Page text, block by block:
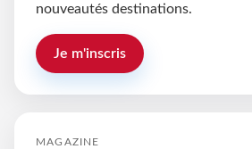
nouveautés destinations.
Je m'inscris
MAGAZINE